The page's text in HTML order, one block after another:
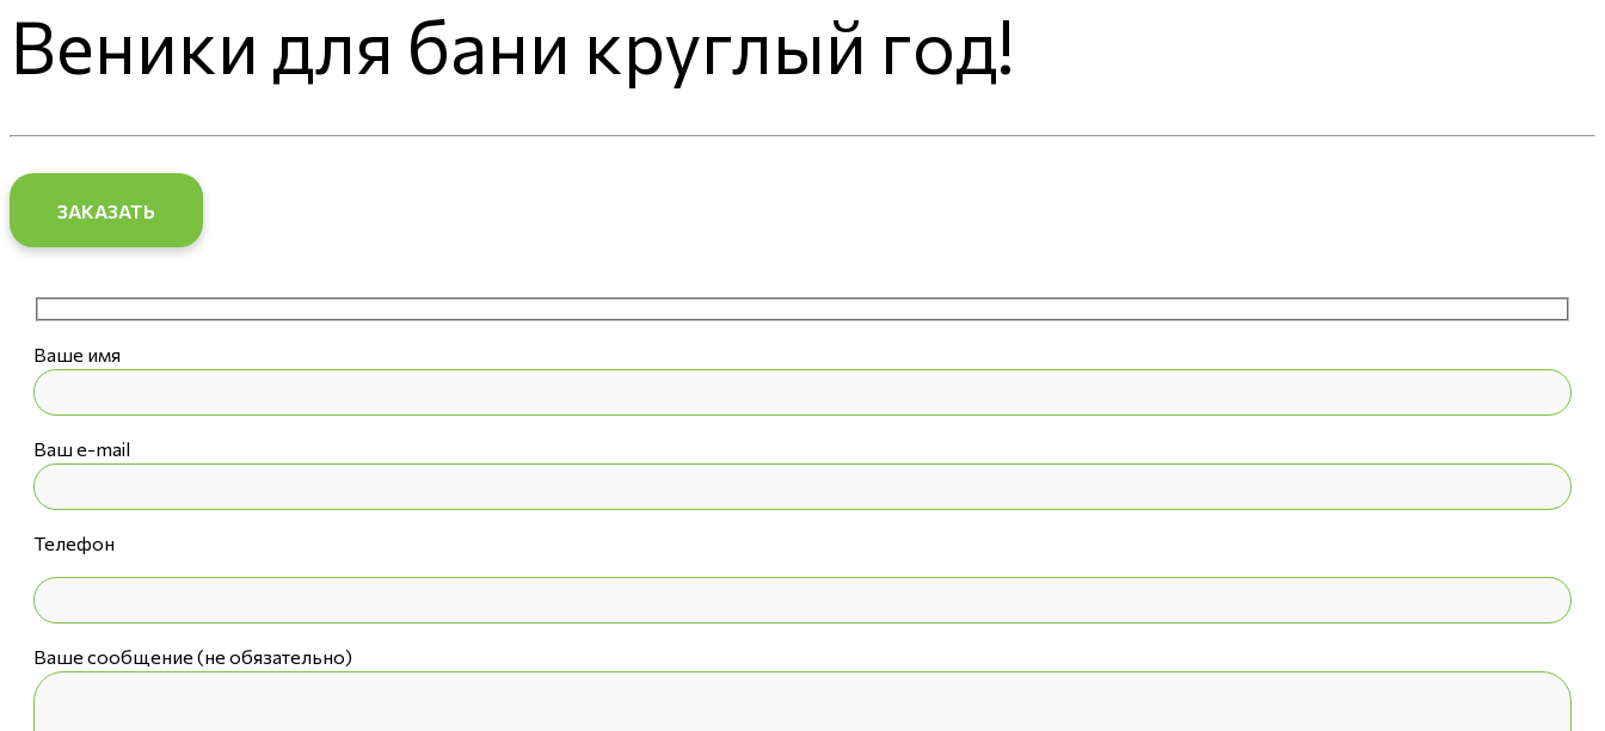
Веники для бани круглый год!
ЗАКАЗАТЬ
Ваше имя
Ваш e-mail
Телефон
Ваше сообщение (не обязательно)